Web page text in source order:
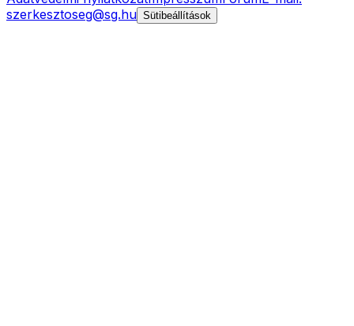
szerkesztoseg@sg.hu Sütibeállítások